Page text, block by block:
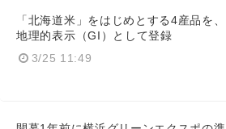
「北海道米」をはじめとする4産品を、
地理的表示（GI）として登録
3/25 11:49